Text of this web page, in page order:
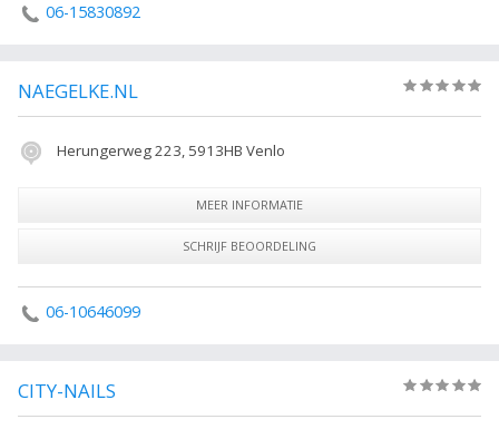
06-15830892
NAEGELKE.NL
Herungerweg 223, 5913HB Venlo
MEER INFORMATIE
SCHRIJF BEOORDELING
06-10646099
CITY-NAILS